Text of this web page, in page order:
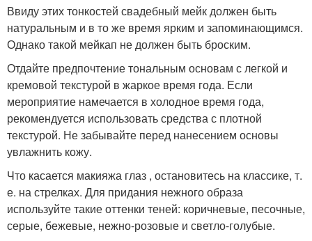
Ввиду этих тонкостей свадебный мейк должен быть
натуральным и в то же время ярким и запоминающимся.
Однако такой мейкап не должен быть броским.
Отдайте предпочтение тональным основам с легкой и
кремовой текстурой в жаркое время года. Если
мероприятие намечается в холодное время года,
рекомендуется использовать средства с плотной
текстурой. Не забывайте перед нанесением основы
увлажнить кожу.
Что касается макияжа глаз , остановитесь на классике, т.
е. на стрелках. Для придания нежного образа
используйте такие оттенки теней: коричневые, песочные,
серые, бежевые, нежно-розовые и светло-голубые.